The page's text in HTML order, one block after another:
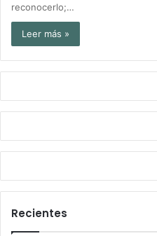
reconocerlo;…
Leer más »
Recientes